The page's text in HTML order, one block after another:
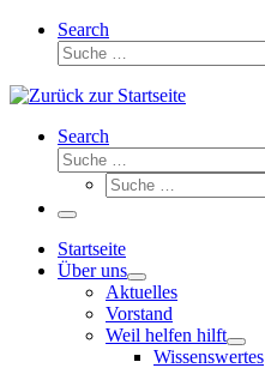
Search
Suche
Search
Suche
Suche
Menü
Startseite
Über uns
Aktuelles
Vorstand
Weil helfen hilft
Wissenswertes